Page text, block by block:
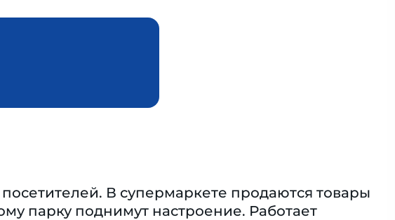
В супермаркете продаются товары
парку поднимут настроение. Работает